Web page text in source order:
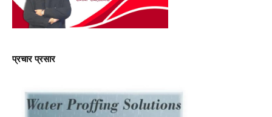
प्रचार प्रसार